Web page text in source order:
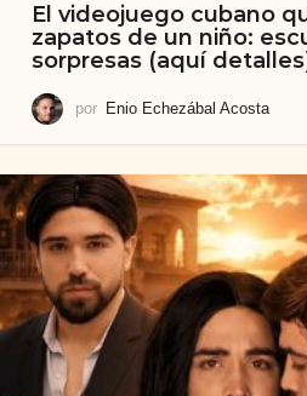
El videojuego cubano
zapatos de un niño:
sorpresas (aquí
por Enio Echezábal Acosta